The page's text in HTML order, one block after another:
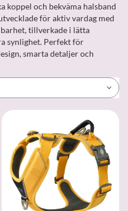
koppel och bekväma halsband
för aktiv vardag med
tillverkade i lätta
synlighet. Perfekt för
smarta detaljer och